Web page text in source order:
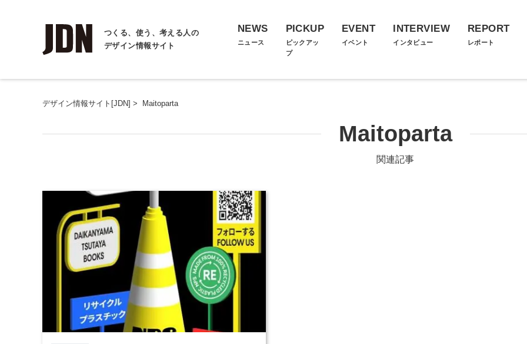
つくる、使う、考える人の
デザイン情報サイト
NEWS
ニュース
PICKUP
ピックアッ
プ
EVENT
イベント
INTERVIEW
インタビュー
REPORT
レポート
デザイン情報サイト[JDN] > Maitoparta
Maitoparta
関連記事